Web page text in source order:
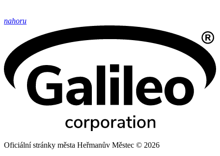
nahoru
Oficiální stránky města Heřmanův Městec © 2026